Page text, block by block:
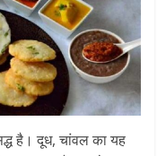
है। दूध, चांवल का यह